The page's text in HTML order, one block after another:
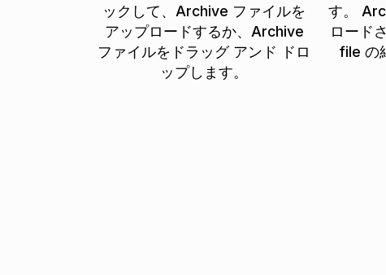
ックして、Archive ファイルを
アップロードするか、Archive
ファイルをドラッグ アンド ドロ
ップします。
す。
ロード
file の